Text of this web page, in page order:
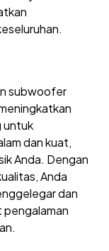
subwoofer
untuk
dan kuat,
Anda. Dengan
Anda
dan